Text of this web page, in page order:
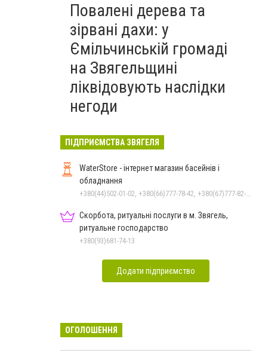
Повалені дерева та
зірвані дахи: у
Ємільчинській громаді
на Звягельщині
ліквідовують наслідки
негоди
ПІДПРИЄМСТВА ЗВЯГЕЛЯ
WaterStore - інтернет магазин басейнів і
обладнання
+380(44)502-01-02, +380(66)777-78-42, +380(67)777-82-19, +380(67)890-80-80, +380(73)890-80-80, +380(44)502-01-03
Скорбота, ритуальні послуги в м. Звягель,
ритуальне господарство
+380(93)681-74-13
Додати підприємство
ОГОЛОШЕННЯ